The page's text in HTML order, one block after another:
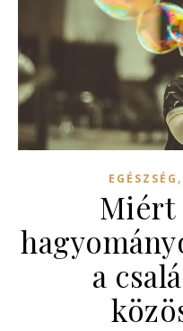
EGÉSZSÉG ,
Miért
a